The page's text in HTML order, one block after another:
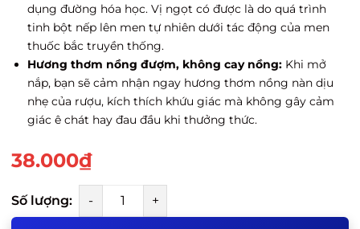
dụng đường hóa học. Vị ngọt có được là do quá trình
tinh bột nếp lên men tự nhiên dưới tác động của men
thuốc bắc truyền thống.
Hương thơm nồng đượm, không cay nồng: Khi mở
nắp, bạn sẽ cảm nhận ngay hương thơm nồng nàn dịu
nhẹ của rượu, kích thích khứu giác mà không gây cảm
giác ê chát hay đau đầu khi thưởng thức.
38.000₫
Số lượng: - +